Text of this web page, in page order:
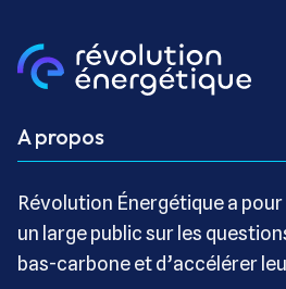
A propos
Révolution Énergétique a
un large public sur les
bas-carbone et d’accélérer